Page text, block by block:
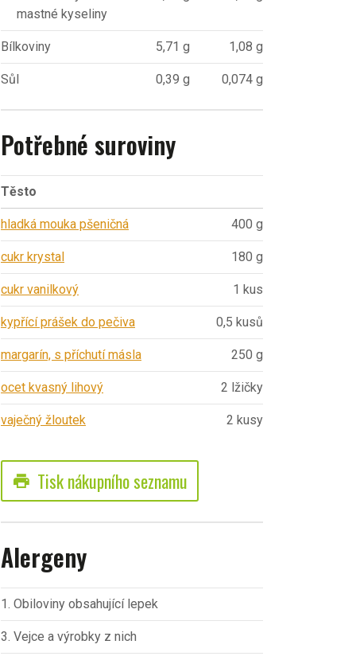
mastné kyseliny
Bílkoviny 5,71 g 1,08 g
Sůl 0,39 g 0,074 g
Potřebné suroviny
Těsto
hladká mouka pšeničná 400 g
cukr krystal 180 g
cukr vanilkový 1 kus
kypřící prášek do pečiva 0,5 kusů
margarín, s příchutí másla 250 g
ocet kvasný lihový 2 lžičky
vaječný žloutek 2 kusy
print Tisk nákupního seznamu
Alergeny
1. Obiloviny obsahující lepek
3. Vejce a výrobky z nich